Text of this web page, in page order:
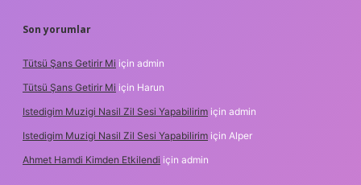
Son yorumlar
Tütsü Şans Getirir Mi için admin
Tütsü Şans Getirir Mi için Harun
Istedigim Muzigi Nasil Zil Sesi Yapabilirim için admin
Istedigim Muzigi Nasil Zil Sesi Yapabilirim için Alper
Ahmet Hamdi Kimden Etkilendi için admin